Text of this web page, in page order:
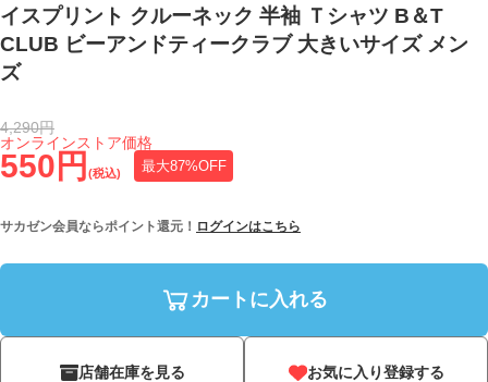
イスプリント クルーネック 半袖 Ｔシャツ B＆T
CLUB ビーアンドティークラブ 大きいサイズ メン
ズ
550円 (税込) 最大87%OFF
オンラインストア価格
4,290円
サカゼン会員ならポイント還元！ ログインはこちら
カートに入れる
店舗在庫を見る お気に入り登録する